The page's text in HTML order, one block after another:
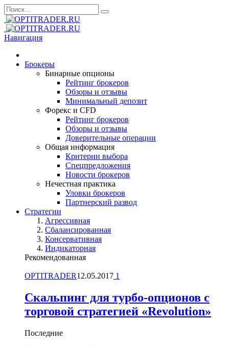
Навигация
Брокеры
Бинарные опционы
Рейтинг брокеров
Обзоры и отзывы
Минимальный депозит
Форекс и CFD
Рейтинг брокеров
Обзоры и отзывы
Доверительные операции
Общая информация
Критерии выбора
Спецпредложения
Новости брокеров
Нечестная практика
Уловки брокеров
Партнерский развод
Стратегии
Агрессивная
Сбалансированная
Консервативная
Индикаторная
Рекомендованная
OPTITRADER12.05.2017 1
Скальпинг для турбо-опционов с
торговой стратегией «Revolution»
Последние